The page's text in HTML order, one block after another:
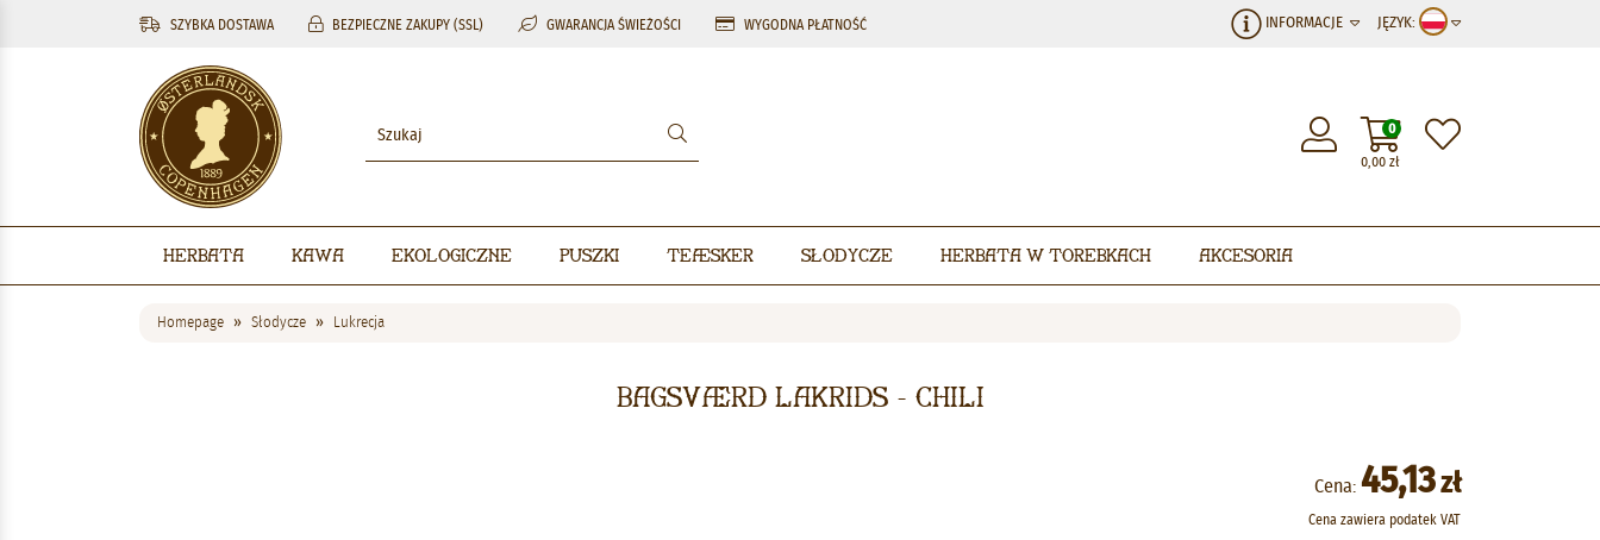
SZYBKA DOSTAWA BEZPIECZNE ZAKUPY (SSL) GWARANCJA ŚWIEŻOŚCI WYGODNA PŁATNOŚĆ JĘZYK:
INFORMACJE
0,00 zł
0
Herbata Kawa Ekologiczne Puszki Teæsker Słodycze Herbata w torebkach Akcesoria
Homepage Słodycze Lukrecja
Bagsværd Lakrids - Chili
Cena: 45,13zł
Cena zawiera podatek VAT